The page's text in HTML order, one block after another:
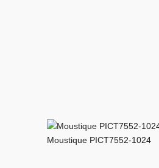
Moustique PICT7552-1024